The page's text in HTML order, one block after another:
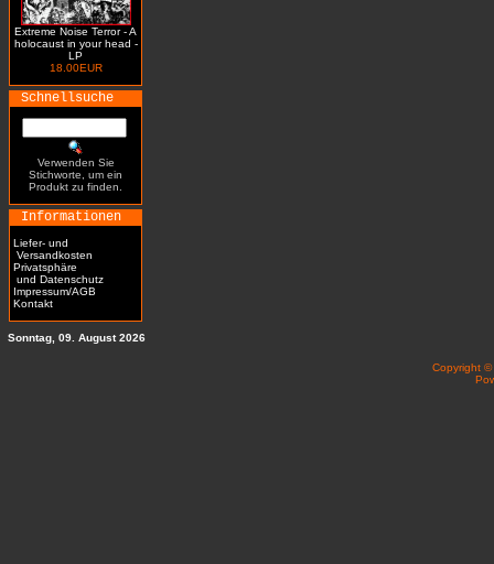
Extreme Noise Terror - A
holocaust in your head -
LP
18.00EUR
Schnellsuche
Verwenden Sie
Stichworte, um ein
Produkt zu finden.
Informationen
Liefer- und
Versandkosten
Privatsphäre
und Datenschutz
Impressum/AGB
Kontakt
Sonntag, 09. August 2026
Copyright